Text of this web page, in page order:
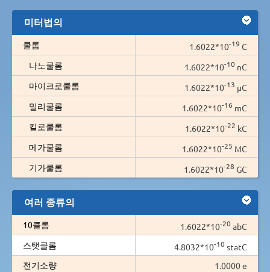
미터법의
쿨롬 1.6022*10-19 C
나노쿨롬
1.6022*10-10 nC
마이크로쿨롬
1.6022*10-13 µC
밀리쿨롬
1.6022*10-16 mC
킬로쿨롬
1.6022*10-22 kC
메가쿨롬
1.6022*10-25 MC
기가쿨롬
1.6022*10-28 GC
여러 종류의
10클롬 1.6022*10-20 abC
스탯클롬
4.8032*10-10 statC
전기소량
1.0000 e